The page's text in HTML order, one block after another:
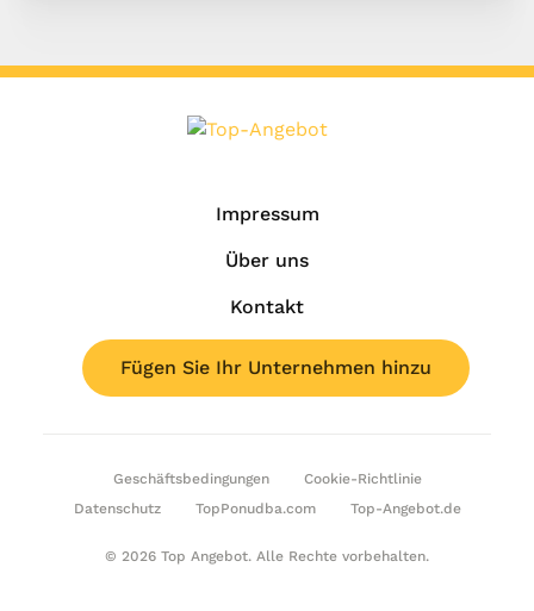
Impressum
Über uns
Kontakt
Fügen Sie Ihr Unternehmen hinzu
Geschäftsbedingungen
Cookie-Richtlinie
Datenschutz
TopPonudba.com Top-Angebot.de
© 2026 Top Angebot. Alle Rechte vorbehalten.